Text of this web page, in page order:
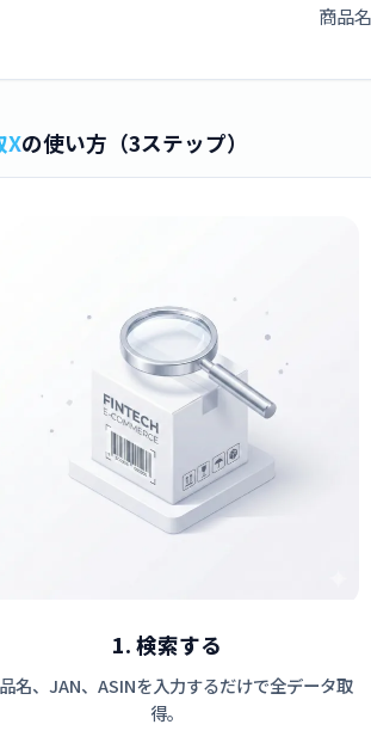
商品
Xの使い方（3ステップ）
1. 検索する
名、JAN、ASINを入力するだけで全データ取
得。